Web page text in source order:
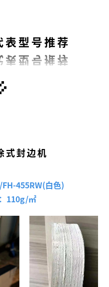
型号推荐
式封边机
455RW(白色)
110g/㎡